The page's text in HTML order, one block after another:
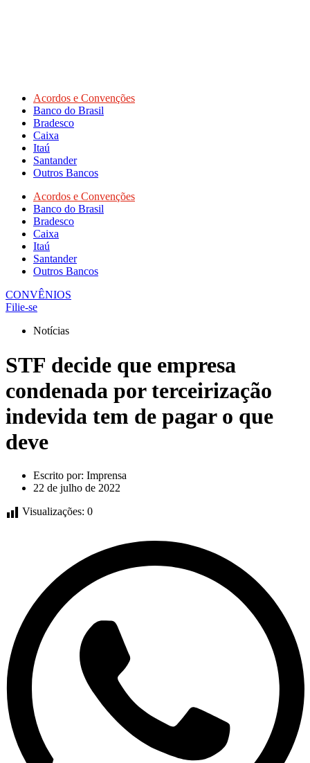
Acordos e Convenções
Banco do Brasil
Bradesco
Caixa
Itaú
Santander
Outros Bancos
Acordos e Convenções
Banco do Brasil
Bradesco
Caixa
Itaú
Santander
Outros Bancos
CONVÊNIOS
Filie-se
Notícias
STF decide que empresa
condenada por terceirização
indevida tem de pagar o que
deve
Escrito por: Imprensa
22 de julho de 2022
Visualizações: 0